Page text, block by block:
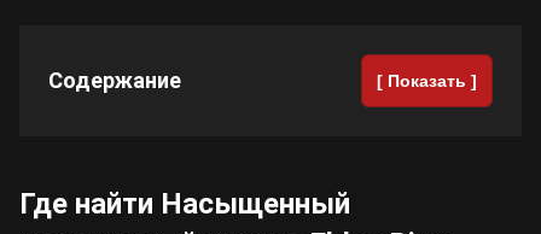
Содержание [ Показать ]
Где найти Насыщенный